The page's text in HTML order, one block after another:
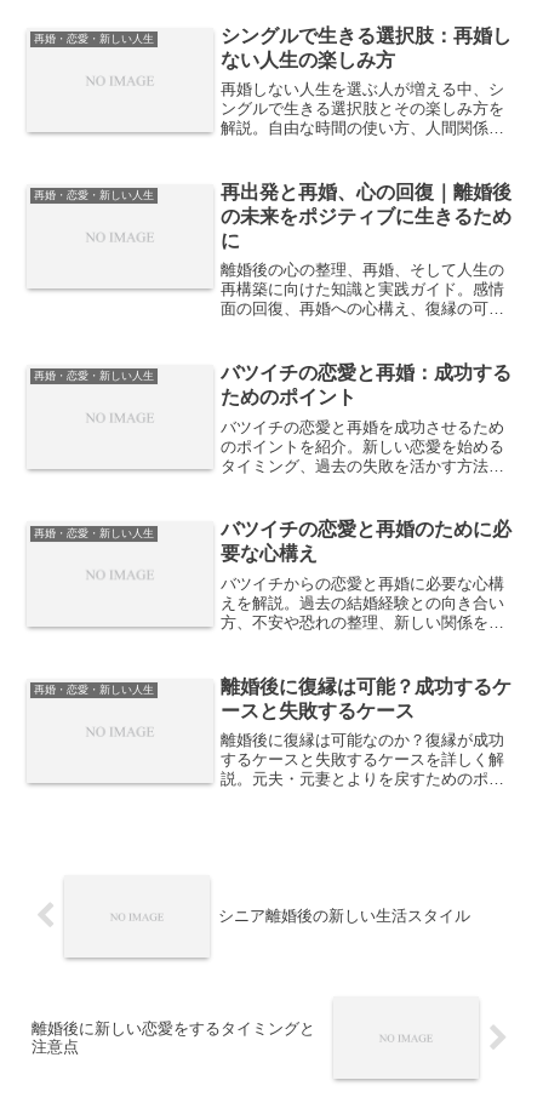
再婚・恋愛・新しい人生
シングルで生きる選択肢：再婚し
ない人生の楽しみ方
再婚しない人生を選ぶ人が増える中、シ
ングルで生きる選択肢とその楽しみ方を
解説。自由な時間の使い方、人間関係、
再婚・恋愛・新しい人生
再出発と再婚、心の回復｜離婚後
の未来をポジティブに生きるため
に
離婚後の心の整理、再婚、そして人生の
再構築に向けた知識と実践ガイド。感情
面の回復、再婚への心構え、復縁の可能
再婚・恋愛・新しい人生
バツイチの恋愛と再婚：成功する
ためのポイント
バツイチの恋愛と再婚を成功させるため
のポイントを紹介。新しい恋愛を始める
タイミング、過去の失敗を活かす方法、
再婚・恋愛・新しい人生
バツイチの恋愛と再婚のために必
要な心構え
バツイチからの恋愛と再婚に必要な心構
えを解説。過去の結婚経験との向き合い
方、不安や恐れの整理、新しい関係を築
す。
再婚・恋愛・新しい人生
離婚後に復縁は可能？成功するケ
ースと失敗するケース
離婚後に復縁は可能なのか？復縁が成功
するケースと失敗するケースを詳しく解
説。元夫・元妻とよりを戻すためのポイ
シニア離婚後の新しい生活スタイル
離婚後に新しい恋愛をするタイミングと
注意点